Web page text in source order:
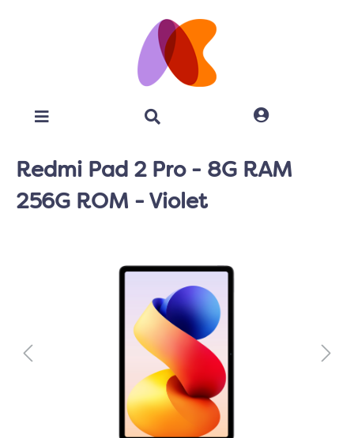
Redmi Pad 2 Pro - 8G RAM
256G ROM - Violet